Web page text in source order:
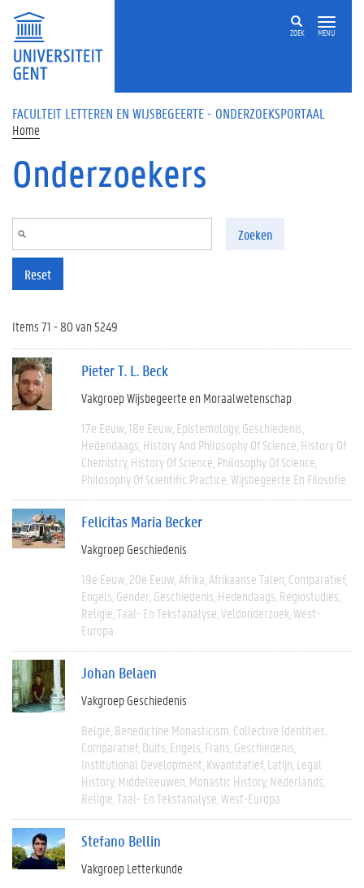
Overslaan en naar de inhoud gaan
ZOEK MENU
FACULTEIT LETTEREN EN WIJSBEGEERTE - ONDERZOEKSPORTAAL
Home
Onderzoekers
Zoeken
Reset
Items 71 - 80 van 5249
Pieter T. L. Beck
Vakgroep Wijsbegeerte en Moraalwetenschap
17e Eeuw 18e Eeuw Epistemology Geschiedenis
Hedendaags History And Philosophy Of Science History Of
Chemistry History Of Science Philosophy Of Science
Philosophy Of Scientific Practice Wijsbegeerte En Filosofie
Felicitas Maria Becker
Vakgroep Geschiedenis
19e Eeuw 20e Eeuw Afrika Afrikaanse Talen Comparatief
Engels Gender Geschiedenis Hedendaags Regiostudies
Religie Taal- En Tekstanalyse Veldonderzoek West-
Europa
Johan Belaen
Vakgroep Geschiedenis
België Benedictine Monasticism Collective Identities
Comparatief Duits Engels Frans Geschiedenis
Institutional Development Kwantitatief Latijn Legal
History Middeleeuwen Monastic History Nederlands
Religie Taal- En Tekstanalyse West-Europa
Stefano Bellin
Vakgroep Letterkunde